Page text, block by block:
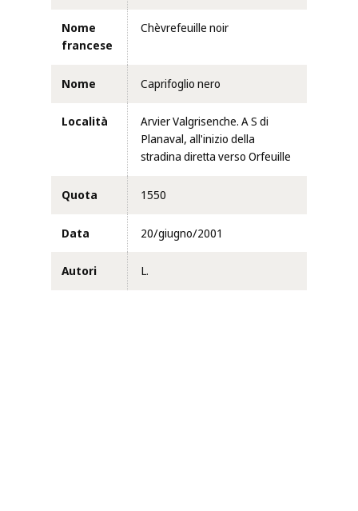
Nome
francese
Chèvrefeuille noir
Nome Caprifoglio nero
Località
Arvier Valgrisenche. A S di
Planaval, all'inizio della
stradina diretta verso Orfeuille
Quota 1550
Data 20/giugno/2001
Autori L.